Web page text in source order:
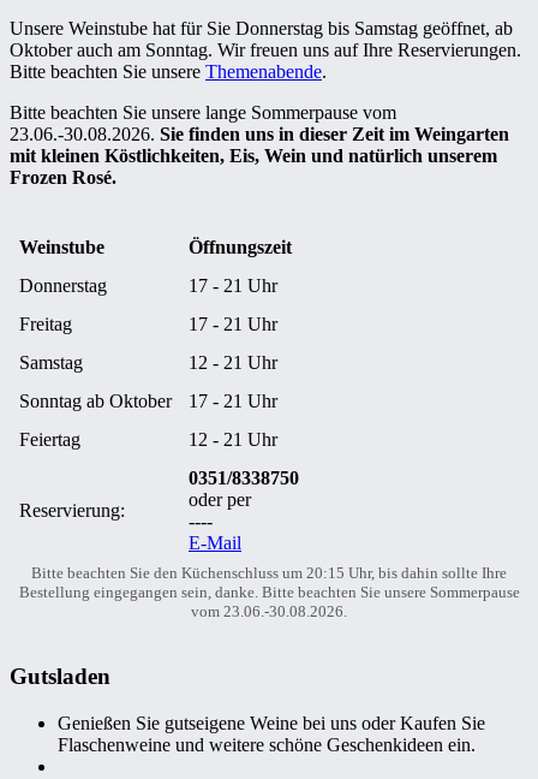
Unsere Weinstube hat für Sie Donnerstag bis Samstag geöffnet, ab
Oktober auch am Sonntag. Wir freuen uns auf Ihre Reservierungen.
Bitte beachten Sie unsere Themenabende.
Bitte beachten Sie unsere lange Sommerpause vom
23.06.-30.08.2026. Sie finden uns in dieser Zeit im Weingarten
mit kleinen Köstlichkeiten, Eis, Wein und natürlich unserem
Frozen Rosé.
Weinstube
Öffnungszeit
Donnerstag
17 - 21 Uhr
Freitag
17 - 21 Uhr
Samstag
12 - 21 Uhr
Sonntag ab Oktober
17 - 21 Uhr
Feiertag
12 - 21 Uhr
Reservierung:
0351/8338750
oder per
----
E-Mail
Bitte beachten Sie den Küchenschluss um 20:15 Uhr, bis dahin sollte Ihre
Bestellung eingegangen sein, danke. Bitte beachten Sie unsere Sommerpause
vom 23.06.-30.08.2026.
Gutsladen
Genießen Sie gutseigene Weine bei uns oder Kaufen Sie
Flaschenweine und weitere schöne Geschenkideen ein.